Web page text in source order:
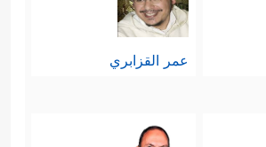
عمر القزابري